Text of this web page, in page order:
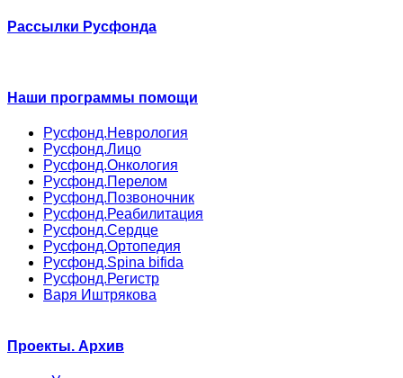
Рассылки Русфонда
Наши программы помощи
Русфонд.Неврология
Русфонд.Лицо
Русфонд.Онкология
Русфонд.Перелом
Русфонд.Позвоночник
Русфонд.Реабилитация
Русфонд.Сердце
Русфонд.Ортопедия
Русфонд.Spina bifida
Русфонд.Регистр
Варя Иштрякова
Проекты. Архив